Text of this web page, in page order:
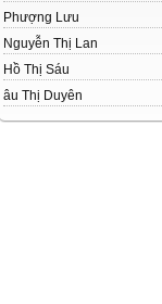
Phượng Lưu
Nguyễn Thị Lan
Hồ Thị Sáu
âu Thị Duyên